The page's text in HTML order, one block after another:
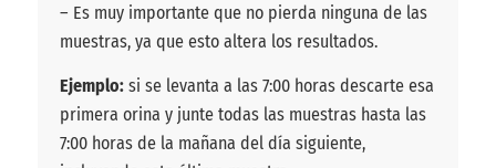
– Es muy importante que no pierda ninguna de las
muestras, ya que esto altera los resultados.
Ejemplo:si se levanta a las 7:00 horas descarte esa
primera orina y junte todas las muestras hasta las
7:00 horas de la mañana del día siguiente,